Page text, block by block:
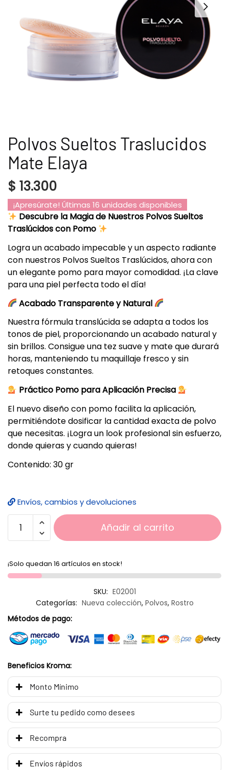
Polvos Sueltos Traslucidos
Mate Elaya
$ 13.300
¡Apresúrate! Últimas 16 unidades disponibles
Descubre la Magia de Nuestros Polvos Sueltos
Traslúcidos con Pomo
Logra un acabado impecable y un aspecto radiante
con nuestros Polvos Sueltos Traslúcidos, ahora con
un elegante pomo para mayor comodidad. ¡La clave
para una piel perfecta todo el día!
Acabado Transparente y Natural
Nuestra fórmula translúcida se adapta a todos los
tonos de piel, proporcionando un acabado natural y
sin brillos. Consigue una tez suave y mate que durará
horas, manteniendo tu maquillaje fresco y sin
retoques constantes.
Práctico Pomo para Aplicación Precisa
El nuevo diseño con pomo facilita la aplicación,
permitiéndote dosificar la cantidad exacta de polvo
que necesitas. ¡Logra un look profesional sin esfuerzo,
donde quieras y cuando quieras!
Contenido: 30 gr
Envíos, cambios y devoluciones
Añadir al carrito
¡Solo quedan 16 artículos en stock!
SKU: E02001
Categorías: Nueva colección, Polvos, Rostro
Métodos de pago:
Beneficios Kroma:
Monto Mínimo
Surte tu pedido como desees
Recompra
Envíos rápidos